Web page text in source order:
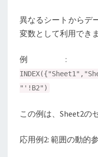
異なるシートからデ
変数として利用できま
例
"'!B2")
この例は、Sheet2の
応用例2: 範囲の動的